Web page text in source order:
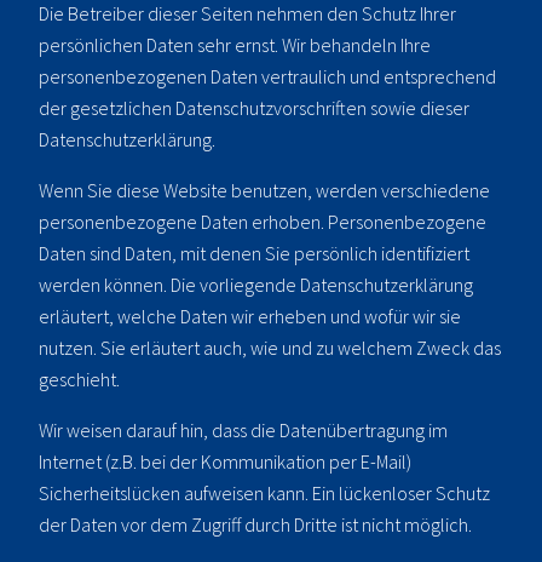
Die Betreiber dieser Seiten nehmen den Schutz Ihrer
persönlichen Daten sehr ernst. Wir behandeln Ihre
personenbezogenen Daten vertraulich und entsprechend
der gesetzlichen Datenschutzvorschriften sowie dieser
Datenschutzerklärung.
Wenn Sie diese Website benutzen, werden verschiedene
personenbezogene Daten erhoben. Personenbezogene
Daten sind Daten, mit denen Sie persönlich identifiziert
werden können. Die vorliegende Datenschutzerklärung
erläutert, welche Daten wir erheben und wofür wir sie
nutzen. Sie erläutert auch, wie und zu welchem Zweck das
geschieht.
Wir weisen darauf hin, dass die Datenübertragung im
Internet (z.B. bei der Kommunikation per E-Mail)
Sicherheitslücken aufweisen kann. Ein lückenloser Schutz
der Daten vor dem Zugriff durch Dritte ist nicht möglich.